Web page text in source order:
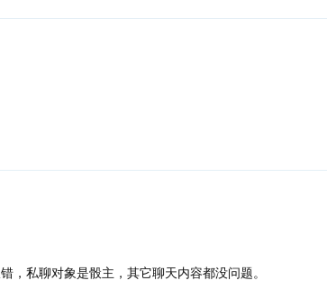
，私聊对象是骰主，其它聊天内容都没问题。